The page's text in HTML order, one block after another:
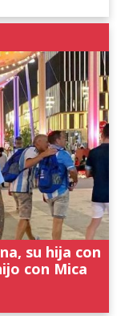
su hija con
con Mica